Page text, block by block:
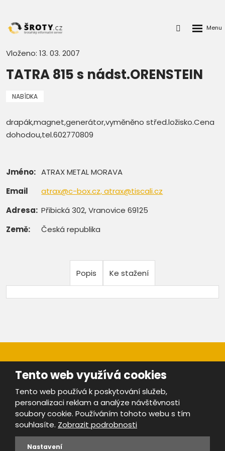
Přihlášení
Vloženo: 13. 03. 2007
TATRA 815 s nádst.ORENSTEIN
NABÍDKA
drapák,magnet,generátor,vyměněno střed.ložisko.Cena
dohodou,tel.602770809
Jméno: ATRAX METAL MORAVA
Email
atrax@c-box.cz, atrax@tiscali.cz
Adresa: Přibická 302, Vranovice 69125
Země:
Česká republika
Popis Ke stažení
Provozovatel portálu ŠROTY.cz je
Mapa stránek |Bezpečnost a ochrana osobních údajů
Podmínky použití
Tento web využívá cookies
Tento web používá k poskytování služeb,
personalizaci reklam a analýze návštěvnosti
soubory cookie. Používáním tohoto webu s tím
souhlasíte. Zobrazit podrobnosti
Nastavení